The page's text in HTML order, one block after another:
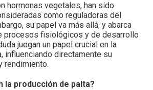
hormonas vegetales, han sido
como reguladoras del
su papel va más allá, y abarca
procesos fisiológicos y de desarrollo
juegan un papel crucial en la
influenciando directamente su
rendimiento.
la producción de palta?